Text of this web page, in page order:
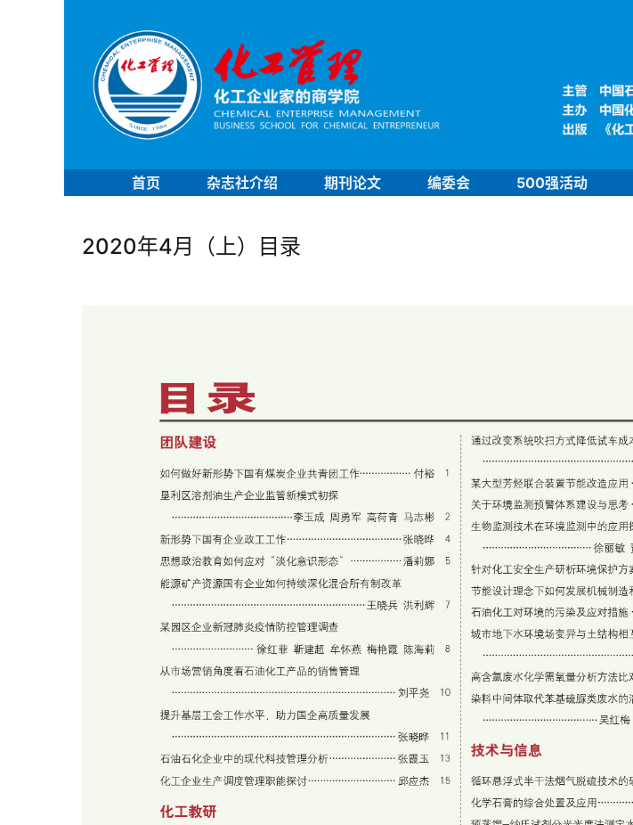
首页 杂志社介绍 期刊论文 编委会 500强活动
2020年4月（上）目录